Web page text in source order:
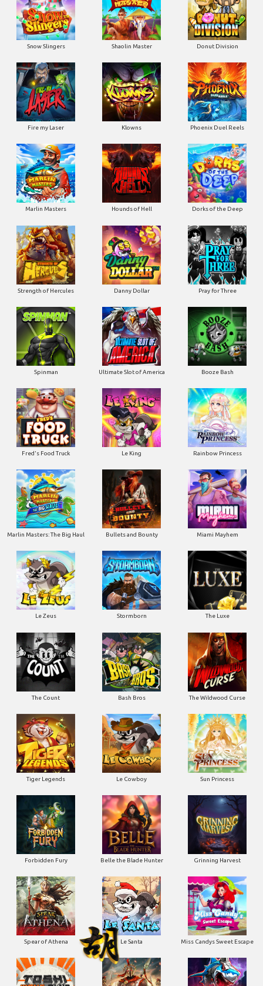
Snow Slingers Shaolin Master Donut Division
Fire my Laser Klowns Phoenix Duel Reels
Marlin Masters Hounds of Hell Dorks of the Deep
Strength of Hercules Danny Dollar Pray for Three
Spinman Ultimate Slot of America Booze Bash
Fred's Food Truck Le King Rainbow Princess
Marlin Masters: The Big Haul Bullets and Bounty Miami Mayhem
Le Zeus Stormborn The Luxe
The Count Bash Bros The Wildwood Curse
Tiger Legends Le Cowboy Sun Princess
Forbidden Fury Belle the Blade Hunter Grinning Harvest
Spear of Athena Le Santa Miss Candys Sweet Escape